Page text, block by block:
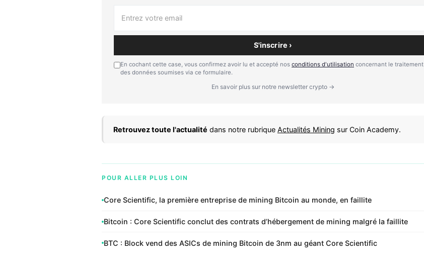
S'inscrire ›
En cochant cette case, vous confirmez avoir lu et accepté nos conditions d'utilisation concernant le traitement
des données soumises via ce formulaire.
En savoir plus sur notre newsletter crypto →
Retrouvez toute l'actualité dans notre rubrique Actualités Mining sur Coin Academy.
POUR ALLER PLUS LOIN
Core Scientific, la première entreprise de mining Bitcoin au monde, en faillite
Bitcoin : Core Scientific conclut des contrats d’hébergement de mining malgré la faillite
BTC : Block vend des ASICs de mining Bitcoin de 3nm au géant Core Scientific